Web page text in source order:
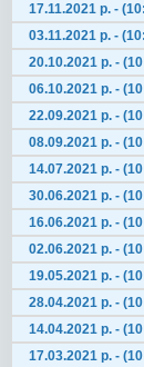
17.11.2021 р. -
03.11.2021 р. -
20.10.2021 р. -
06.10.2021 р. -
22.09.2021 р. -
08.09.2021 р. -
14.07.2021 р. -
30.06.2021 р. -
16.06.2021 р. -
02.06.2021 р. -
19.05.2021 р. -
28.04.2021 р. -
14.04.2021 р. -
17.03.2021 р. -